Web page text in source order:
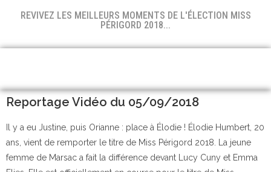
REVIVEZ LES MEILLEURS MOMENTS DE L'ÉLECTION MISS
PÉRIGORD 2018...
Reportage Vidéo du 05/09/2018
Il y a eu Justine, puis Orianne : place à Élodie ! Élodie Humbert, 20
ans, vient de remporter le titre de Miss Périgord 2018. La jeune
femme de Marsac a fait la différence devant Lucy Cuny et Emma